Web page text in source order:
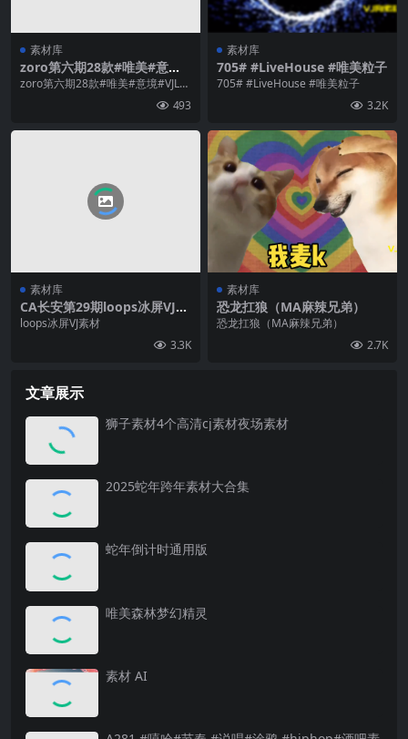
素材库
zoro第六期28款#唯美#意境#
VJLoop#Zoro#SpaceLoop
zoro第六期28款#唯美#意境#VJLo
493
素材库
705# #LiveHouse #唯美粒子
705# #LiveHouse #唯美粒子
3.2K
素材库
CA长安第29期loops冰屏VJ素
材
loops冰屏VJ素材
3.3K
素材库
恐龙扛狼（MA麻辣兄弟）
恐龙扛狼（MA麻辣兄弟）
2.7K
文章展示
狮子素材4个高清cj素材夜场素材
2025蛇年跨年素材大合集
蛇年倒计时通用版
唯美森林梦幻精灵
素材 AI